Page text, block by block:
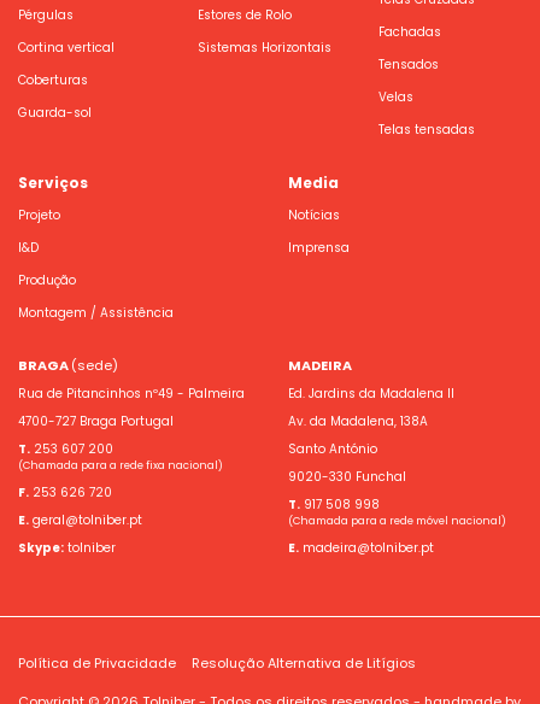
Pérgulas
Cortina vertical
Coberturas
Guarda-sol
Estores de Rolo
Sistemas Horizontais
Fachadas
Tensados
Velas
Telas tensadas
Serviços
Projeto
I&D
Produção
Montagem / Assistência
Media
Notícias
Imprensa
BRAGA(sede)
Rua de Pitancinhos nº49 - Palmeira
4700-727 Braga Portugal
T. 253 607 200
(Chamada para a rede fixa nacional)
F. 253 626 720
E. geral@tolniber.pt
Skype: tolniber
MADEIRA
Ed. Jardins da Madalena II
Av. da Madalena, 138A
Santo António
9020-330 Funchal
T. 917 508 998
(Chamada para a rede móvel nacional)
E. madeira@tolniber.pt
Política de Privacidade
Resolução Alternativa de Litígios